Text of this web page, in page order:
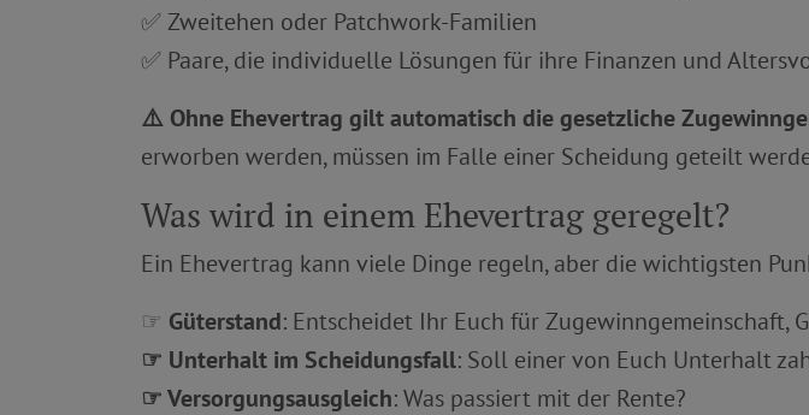
✅ Zweitehen oder Patchwork-Familien
✅ Paare, die individuelle Lösungen für ihre Finanzen und
⚠️ Ohne Ehevertrag gilt automatisch die gesetzliche
erworben werden, müssen im Falle einer Scheidung geteilt
Was wird in einem Ehevertrag geregelt?
Ein Ehevertrag kann viele Dinge regeln, aber die wichtigsten
☞ Güterstand: Entscheidet Ihr Euch für Zugewinngemeinschaft,
☞ Unterhalt im Scheidungsfall: Soll einer von Euch Unterhalt
☞Versorgungsausgleich: Was passiert mit der Rente?